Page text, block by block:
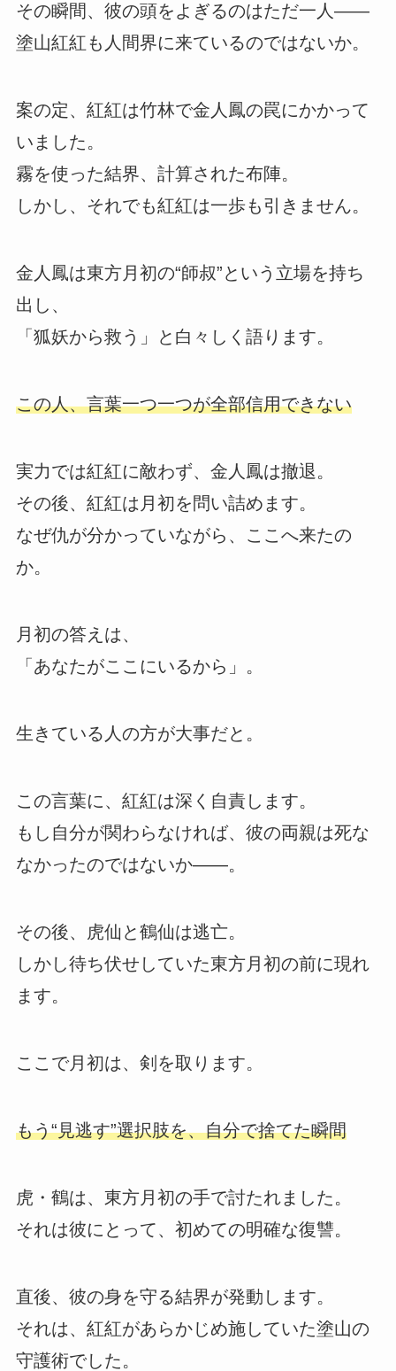
その瞬間、彼の頭をよぎるのはただ一人――
塗山紅紅も人間界に来ているのではないか。
案の定、紅紅は竹林で金人鳳の罠にかかって
いました。
霧を使った結界、計算された布陣。
しかし、それでも紅紅は一歩も引きません。
金人鳳は東方月初の“師叔”という立場を持ち
出し、
「狐妖から救う」と白々しく語ります。
この人、言葉一つ一つが全部信用できない
実力では紅紅に敵わず、金人鳳は撤退。
その後、紅紅は月初を問い詰めます。
なぜ仇が分かっていながら、ここへ来たの
か。
月初の答えは、
「あなたがここにいるから」。
生きている人の方が大事だと。
この言葉に、紅紅は深く自責します。
もし自分が関わらなければ、彼の両親は死な
なかったのではないか――。
その後、虎仙と鶴仙は逃亡。
しかし待ち伏せしていた東方月初の前に現れ
ます。
ここで月初は、剣を取ります。
もう“見逃す”選択肢を、自分で捨てた瞬間
虎・鶴は、東方月初の手で討たれました。
それは彼にとって、初めての明確な復讐。
直後、彼の身を守る結界が発動します。
それは、紅紅があらかじめ施していた塗山の
守護術でした。